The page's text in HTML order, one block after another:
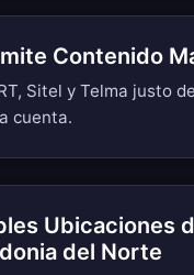
Contenido
Sitel y Telma justo
cuenta.
Ubicaciones
del Norte